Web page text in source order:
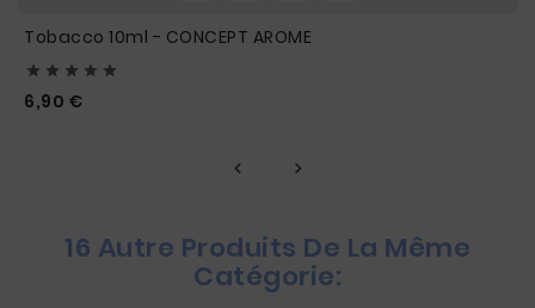
Tobacco 10ml - CONCEPT AROME
    
6,90 €
16 Autre Produits De La Même
Catégorie: